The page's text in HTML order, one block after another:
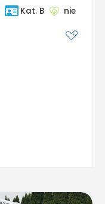
Kat. B nie